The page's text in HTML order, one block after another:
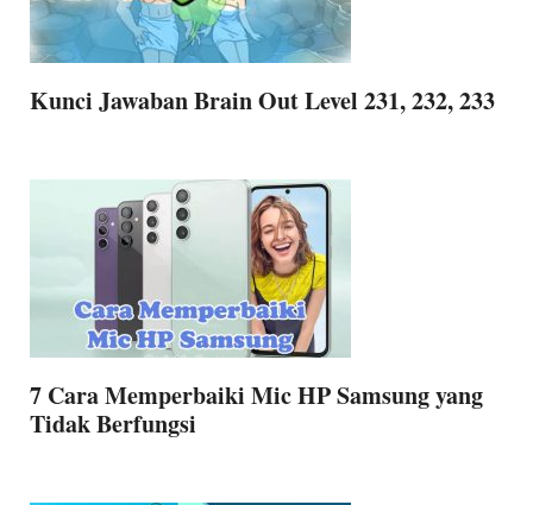
Kunci Jawaban Brain Out Level 231, 232, 233
7 Cara Memperbaiki Mic HP Samsung yang
Tidak Berfungsi